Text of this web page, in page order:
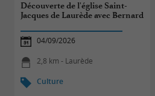
Découverte de l'église Saint-
Jacques de Laurède avec Bernard
04/09/2026
2,8 km - Laurède
Culture